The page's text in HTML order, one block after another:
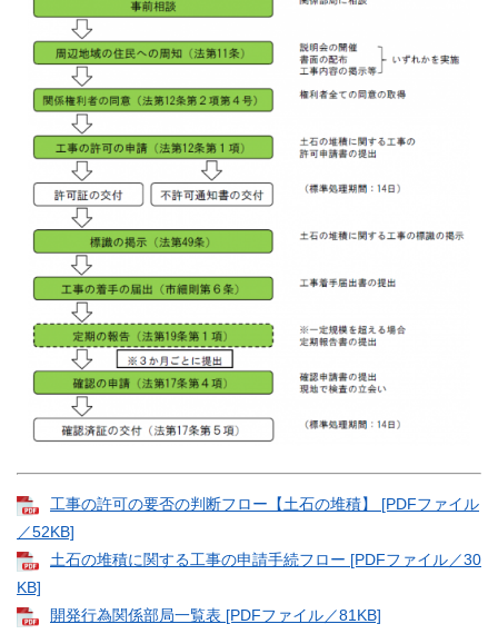
工事の許可の要否の判断フロー【土石の堆積】 [PDFファイル
／52KB]
土石の堆積に関する工事の申請手続フロー [PDFファイル／30
KB]
開発行為関係部局一覧表 [PDFファイル／81KB]